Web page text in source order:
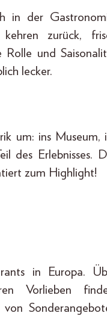
in der
zurück,
und
lecker.
um: ins Museum,
des Erlebnisses.
zum Highlight!
in Europa.
Vorlieben